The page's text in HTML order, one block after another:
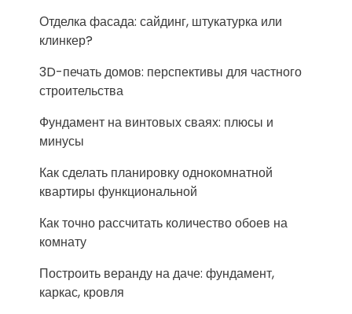
Отделка фасада: сайдинг, штукатурка или
клинкер?
3D-печать домов: перспективы для частного
строительства
Фундамент на винтовых сваях: плюсы и
минусы
Как сделать планировку однокомнатной
квартиры функциональной
Как точно рассчитать количество обоев на
комнату
Построить веранду на даче: фундамент,
каркас, кровля